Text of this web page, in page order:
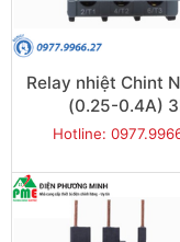
Relay nhiệt Chint
(0.25-0.4A)
Hotline: